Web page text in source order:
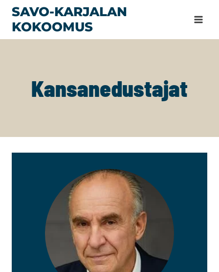
Siirry
sisältöön
SAVO-KARJALAN
KOKOOMUS
Kansanedustajat